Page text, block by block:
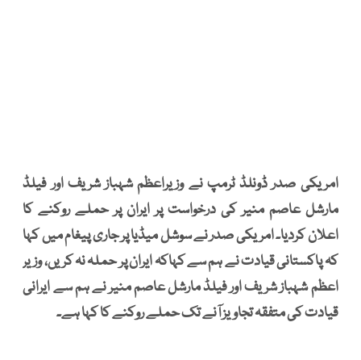
امریکی صدر ڈونلڈ ٹرمپ نے وزیراعظم شہباز شریف اور فیلڈ
مارشل عاصم منیر کی درخواست پر ایران پر حملے روکنے کا
اعلان کردیا۔ امریکی صدر نے سوشل میڈیا پر جاری پیغام میں کہا
کہ پاکستانی قیادت نے ہم سے کہاکہ ایران پر حملہ نہ کریں، وزیر
اعظم شہباز شریف اور فیلڈ مارشل عاصم منیر نے ہم سے ایرانی
قیادت کی متفقہ تجاویز آنے تک حملے روکنے کا کہا ہے۔